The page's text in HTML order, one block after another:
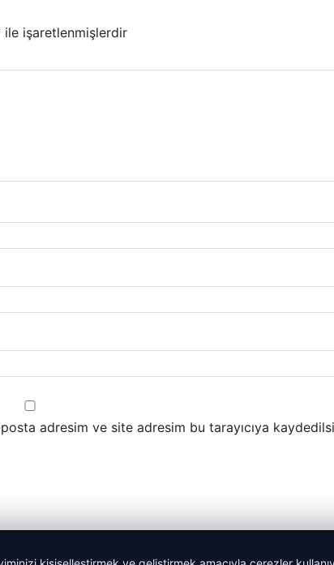
ile işaretlenmişlerdir
adresim ve site adresim bu tarayıcıya